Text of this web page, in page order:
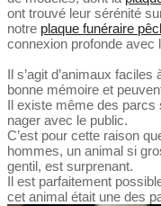
ont trouvé leur sérénité
notre plaque funéraire
connexion profonde avec
Il s’agit d’animaux
bonne mémoire et
Il existe même des
nager avec le public.
C’est pour cette raison
hommes, un animal si
gentil, est surprenant.
Il est parfaitement
cet animal était une des